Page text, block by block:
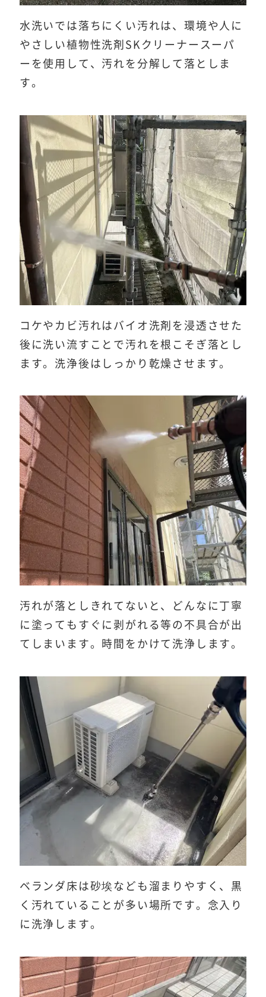
水洗いでは落ちにくい汚れは、環境や人に
やさしい植物性洗剤SKクリーナースーパ
ーを使用して、汚れを分解して落としま
す。
コケやカビ汚れはバイオ洗剤を浸透させた
後に洗い流すことで汚れを根こそぎ落とし
ます。洗浄後はしっかり乾燥させます。
汚れが落としきれてないと、どんなに丁寧
に塗ってもすぐに剥がれる等の不具合が出
てしまいます。時間をかけて洗浄します。
ベランダ床は砂埃なども溜まりやすく、黒
く汚れていることが多い場所です。念入り
に洗浄します。